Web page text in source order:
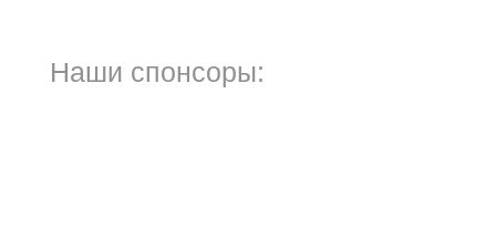
Наши спонсоры: